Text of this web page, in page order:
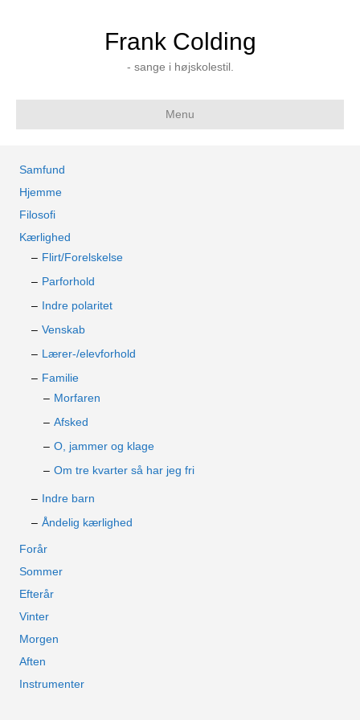
Frank Colding
- sange i højskolestil.
Menu
Samfund
Hjemme
Filosofi
Kærlighed
Flirt/Forelskelse
Parforhold
Indre polaritet
Venskab
Lærer-/elevforhold
Familie
Morfaren
Afsked
O, jammer og klage
Om tre kvarter så har jeg fri
Indre barn
Åndelig kærlighed
Forår
Sommer
Efterår
Vinter
Morgen
Aften
Instrumenter